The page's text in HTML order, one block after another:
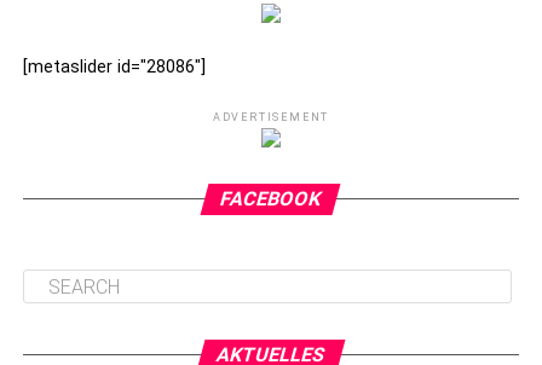
[metaslider id="28086"]
ADVERTISEMENT
FACEBOOK
AKTUELLES